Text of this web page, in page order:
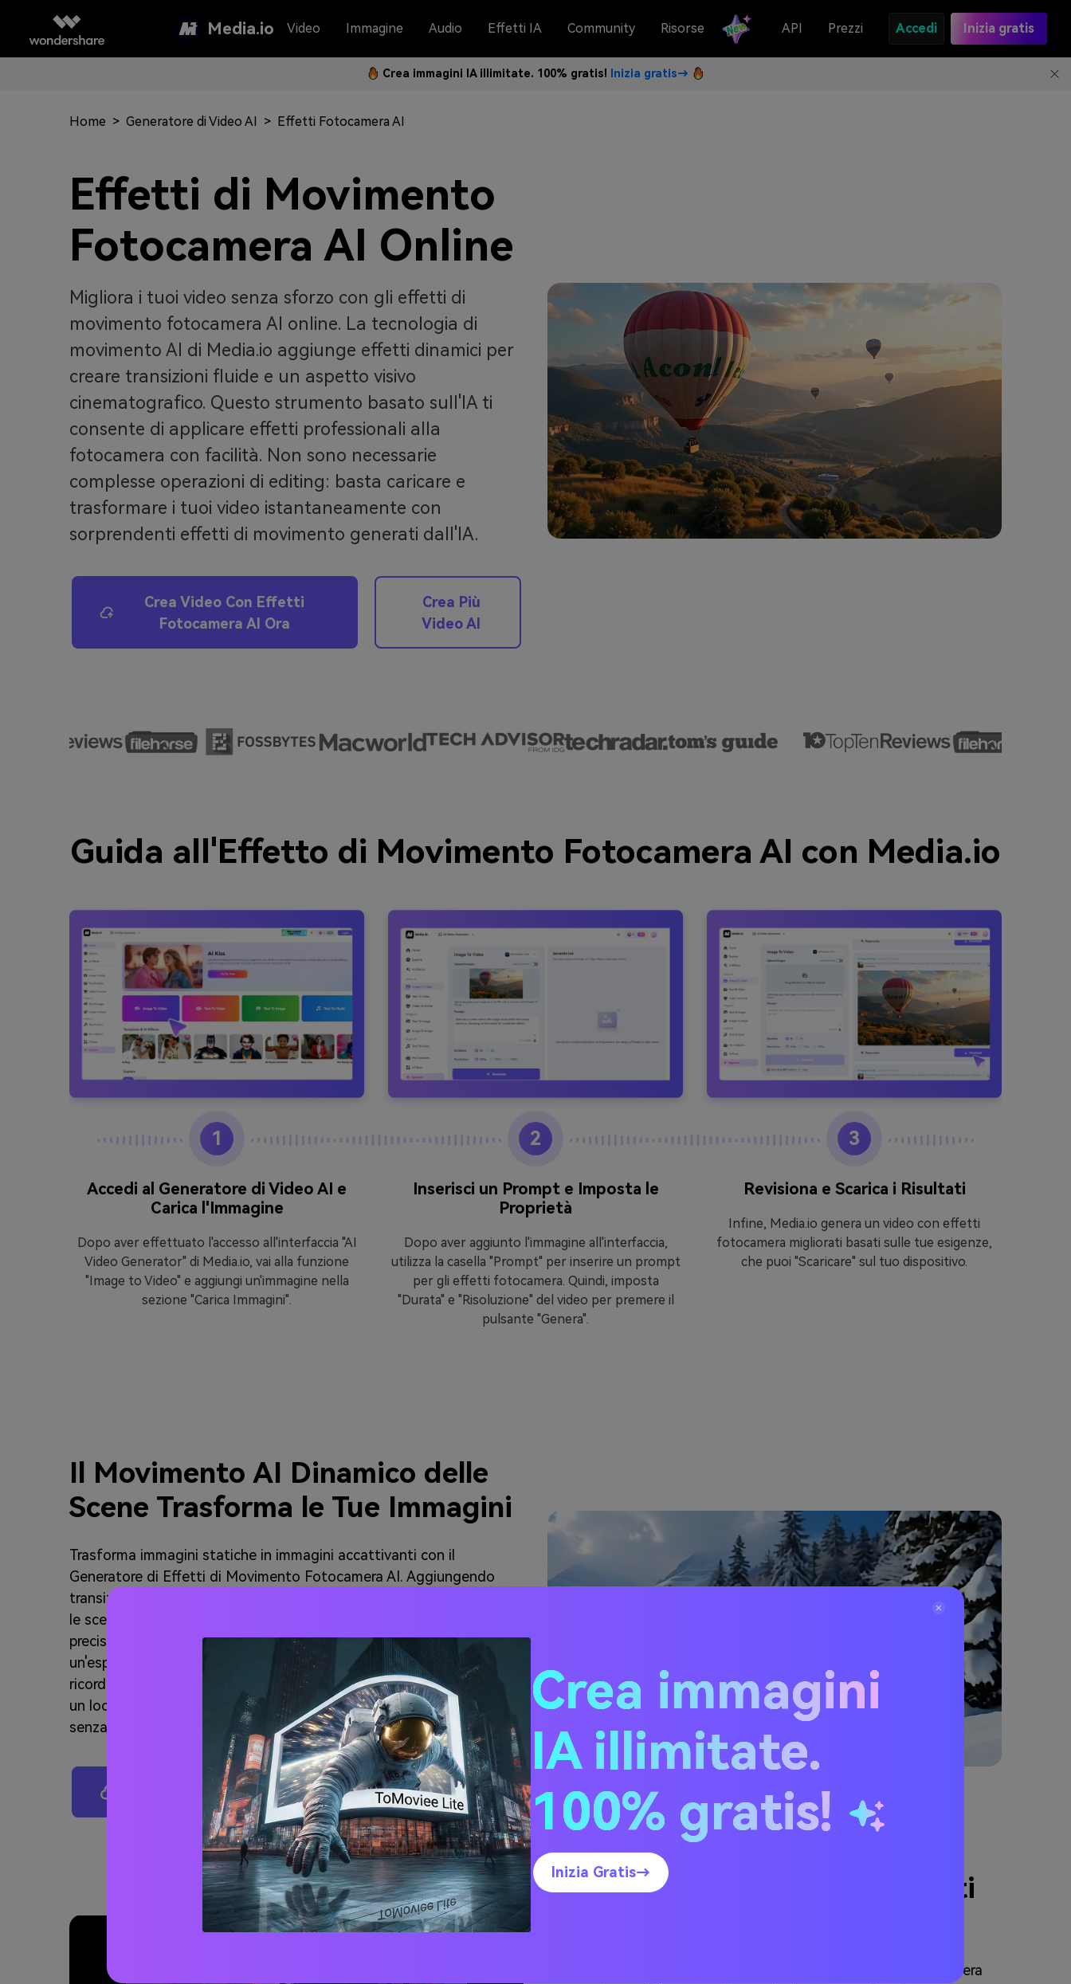
Media.io Video Immagine Audio Effetti IA Community Risorse API Prezzi Accedi Inizia gratis
Crea immagini IA illimitate. 100% gratis! Inizia gratis→
Home > Generatore di Video AI > Effetti Fotocamera AI
Effetti di Movimento
Fotocamera AI Online
Migliora i tuoi video senza sforzo con gli effetti di
movimento fotocamera AI online. La tecnologia di
movimento AI di Media.io aggiunge effetti dinamici per
creare transizioni fluide e un aspetto visivo
cinematografico. Questo strumento basato sull'IA ti
consente di applicare effetti professionali alla
fotocamera con facilità. Non sono necessarie
complesse operazioni di editing: basta caricare e
trasformare i tuoi video istantaneamente con
sorprendenti effetti di movimento generati dall'IA.
Crea Video Con Effetti
Fotocamera AI Ora
Crea Più
Video AI
Guida all'Effetto di Movimento Fotocamera AI con Media.io
1
Accedi al Generatore di Video AI e
Carica l'Immagine
Dopo aver effettuato l'accesso all'interfaccia "AI
Video Generator" di Media.io, vai alla funzione
"Image to Video" e aggiungi un'immagine nella
sezione "Carica Immagini".
2
Inserisci un Prompt e Imposta le
Proprietà
Dopo aver aggiunto l'immagine all'interfaccia,
utilizza la casella "Prompt" per inserire un prompt
per gli effetti fotocamera. Quindi, imposta
"Durata" e "Risoluzione" del video per premere il
pulsante "Genera".
3
Revisiona e Scarica i Risultati
Infine, Media.io genera un video con effetti
fotocamera migliorati basati sulle tue esigenze,
che puoi "Scaricare" sul tuo dispositivo.
Il Movimento AI Dinamico delle
Scene Trasforma le Tue Immagini
Trasforma immagini statiche in immagini accattivanti con il
Generatore di Effetti di Movimento Fotocamera AI. Aggiungendo
transizioni fluide ed effetti di movimento, questo strumento migliora
le scene, rendendole più dinamiche e coinvolgenti. Con una
precisione guidata dall'IA, puoi dare vita alle tue immagini e creare
un'esperienza di narrazione fluida per ogni movimento. Che sia per
ricordi personali o contenuti professionali, questi effetti assicurano
un look cinematografico raffinato per elevare i tuoi contenuti visivi
senza sforzo.
Crea Video Con Effetti Fotocamera AI Ora
Tracking Focalizzato con Effetti
L'IA analizza il movimento e regola la prospettiva della fotocamera
Crea immagini
IA illimitate.
100% gratis!
Inizia Gratis→